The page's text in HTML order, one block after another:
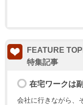
FEATURE
在宅ワークは
会社に行きながら、